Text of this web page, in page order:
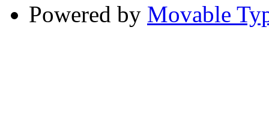
Powered by Movable